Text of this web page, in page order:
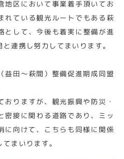
地区において事業着手頂いてお
れている観光ルートでもある萩
として、今後も着実に整備が進
連携し努力してまいります。
益田～萩間）整備促進期成同盟
りますが、観光振興や防災・
密接に関わる道路であり、ミッ
に向けて、こちらも同様に関係
まいります。